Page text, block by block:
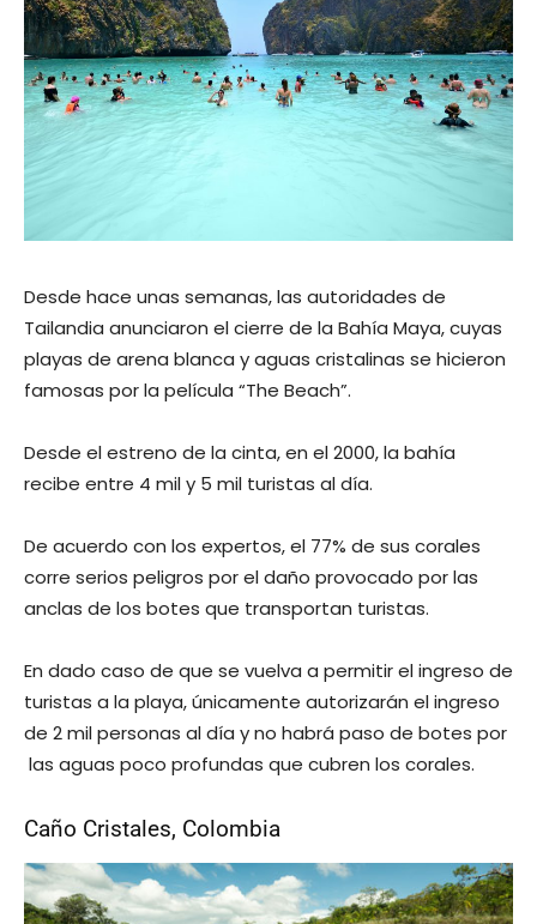
Desde hace unas semanas, las autoridades de
Tailandia anunciaron el cierre de la Bahía Maya, cuyas
playas de arena blanca y aguas cristalinas se hicieron
famosas por la película “The Beach”.
Desde el estreno de la cinta, en el 2000, la bahía
recibe entre 4 mil y 5 mil turistas al día.
De acuerdo con los expertos, el 77% de sus corales
corre serios peligros por el daño provocado por las
anclas de los botes que transportan turistas.
En dado caso de que se vuelva a permitir el ingreso de
turistas a la playa, únicamente autorizarán el ingreso
de 2 mil personas al día y no habrá paso de botes por
las aguas poco profundas que cubren los corales.
Caño Cristales, Colombia